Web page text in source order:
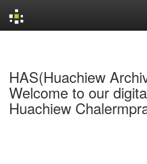
HAS(Huachiew
Welcome to our
Huachiew